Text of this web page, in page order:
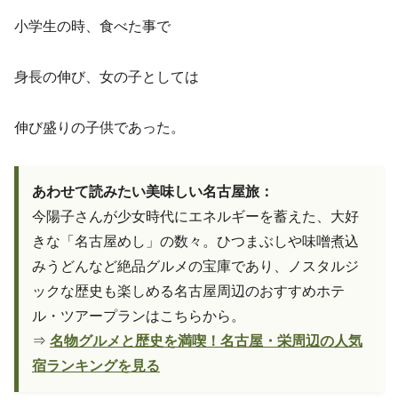
小学生の時、食べた事で
身長の伸び、女の子としては
伸び盛りの子供であった。
あわせて読みたい美味しい名古屋旅：
今陽子さんが少女時代にエネルギーを蓄えた、大好
きな「名古屋めし」の数々。ひつまぶしや味噌煮込
みうどんなど絶品グルメの宝庫であり、ノスタルジ
ックな歴史も楽しめる名古屋周辺のおすすめホテ
ル・ツアープランはこちらから。
⇒ 名物グルメと歴史を満喫！名古屋・栄周辺の人気
宿ランキングを見る